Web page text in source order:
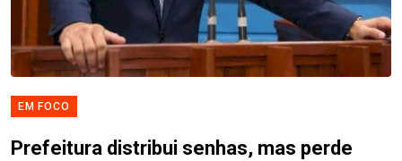
EM FOCO
Prefeitura distribui senhas, mas perde